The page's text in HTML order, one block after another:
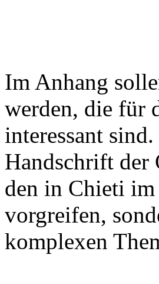
Im Anhang
werden, die für
interessant
Handschrift der
den in Chieti
vorgreifen,
komplexen